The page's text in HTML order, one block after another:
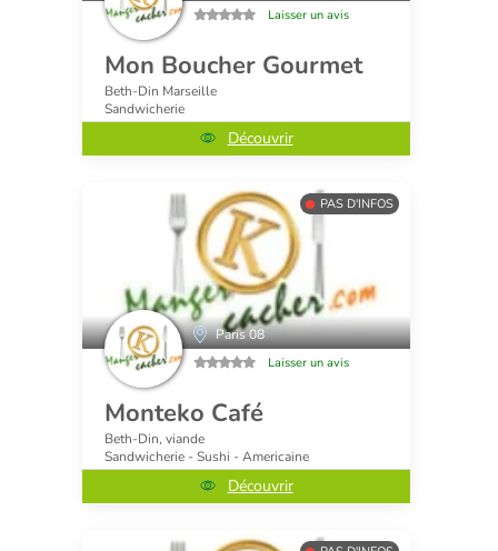
Laisser un avis
Mon Boucher Gourmet
Beth-Din Marseille
Sandwicherie
Découvrir
PAS D'INFOS
Paris 08
Laisser un avis
Monteko Café
Beth-Din, viande
Sandwicherie - Sushi - Americaine
Découvrir